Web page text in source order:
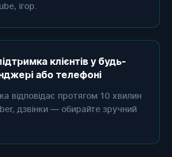
ігор.
клієнтів у будь-
або телефоні
відповідає протягом 10 хвилин
дзвінки — обирайте зручний